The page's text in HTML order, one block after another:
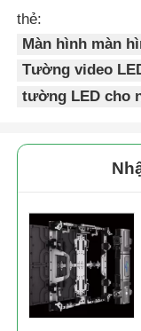
Tường video
Màn hình LED
Màn hình SMD
Bảng hiển thị
biển quảng cáo
thẻ:
Màn hình màn
Tường video
tường LED cho